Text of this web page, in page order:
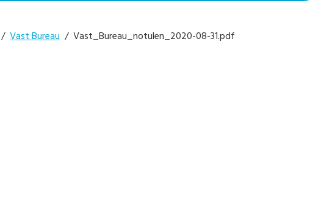
/ Vast Bureau / Vast_Bureau_notulen_2020-08-31.pdf